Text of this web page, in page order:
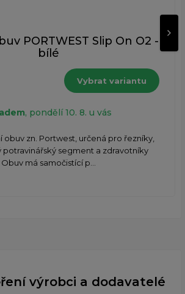
PORTWEST Slip On O2 -
bílé
Vybrat variantu
, pondělí 10. 8. u vás
obuv zn. Portwest, určená pro řezníky,
potravinářský segment a zdravotníky
Obuv má samočistící p...
výrobci a dodavatelé